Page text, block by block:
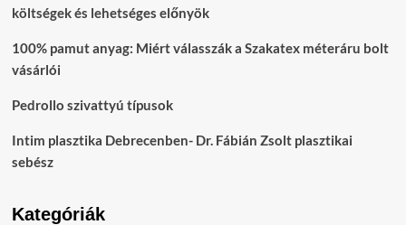
költségek és lehetséges előnyök
100% pamut anyag: Miért válasszák a Szakatex méteráru bolt
vásárlói
Pedrollo szivattyú típusok
Intim plasztika Debrecenben- Dr. Fábián Zsolt plasztikai
sebész
Kategóriák